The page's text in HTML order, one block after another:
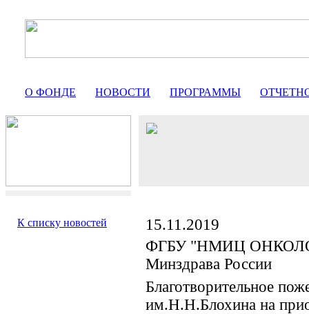
О ФОНДЕ НОВОСТИ ПРОГРАММЫ
К списку новостей
15.11.2019
ФГБУ "НМИЦ
Минздрава России
Благотворительное
им.Н.Н.Блохина на